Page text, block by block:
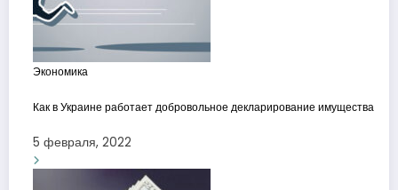
Экономика
Как в Украине работает добровольное декларирование имущества
5 февраля, 2022